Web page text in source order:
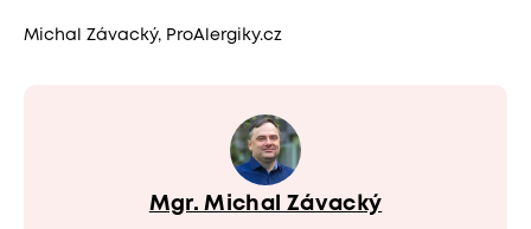
Michal Závacký, ProAlergiky.cz
Mgr. Michal Závacký